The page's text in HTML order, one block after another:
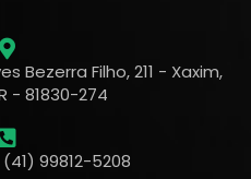
Bezerra Filho, 211 - Xaxim,
- 81830-274
99812-5208